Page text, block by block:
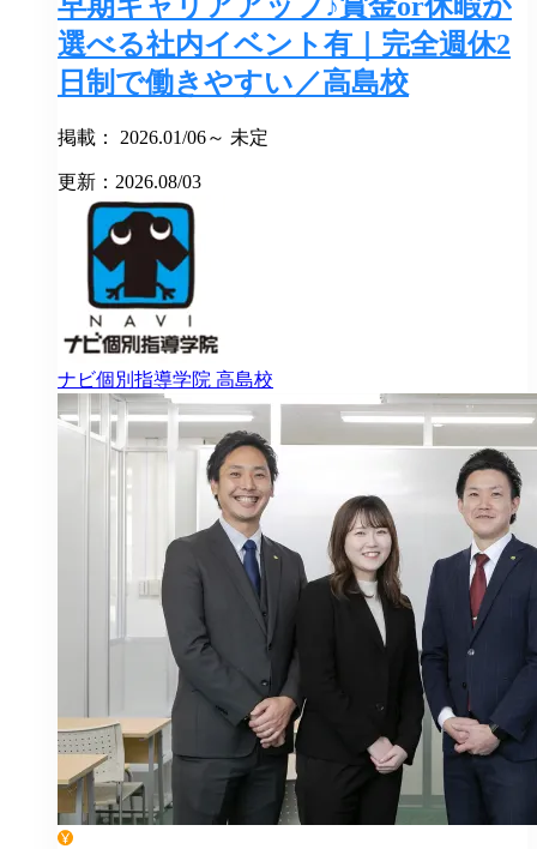
早期キャリアアップ♪賞金or休暇が
選べる社内イベント有｜完全週休2
日制で働きやすい／高島校
掲載： 2026.01/06～ 未定
更新：2026.08/03
ナビ個別指導学院 高島校